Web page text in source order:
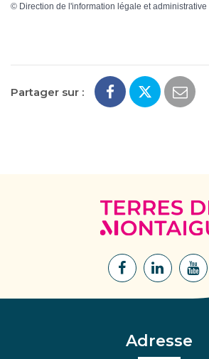
© Direction de l'information légale et administrative
Partager sur :
Lien
Facebook
Lien
Linkedin
Lien
Adresse